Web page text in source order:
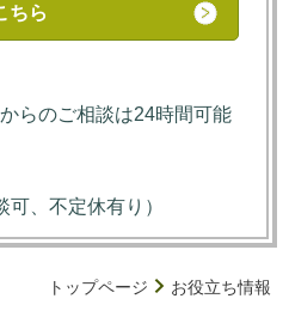
ちら
らのご相談は24時間可能
、不定休有り）
トップページ お役立ち情報